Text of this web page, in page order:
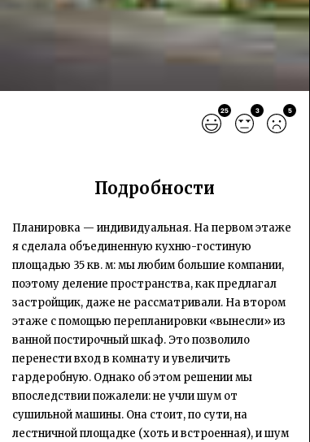
25 3 5
Подробности
Планировка — индивидуальная. На первом этаже
я сделала объединенную кухню-гостиную
площадью 35 кв. м: мы любим большие компании,
поэтому деление пространства, как предлагал
застройщик, даже не рассматривали. На втором
этаже с помощью перепланировки «вынесли» из
ванной постирочный шкаф. Это позволило
перенести вход в комнату и увеличить
гардеробную. Однако об этом решении мы
впоследствии пожалели: не учли шум от
сушильной машины. Она стоит, по сути, на
лестничной площадке (хоть и встроенная), и шум